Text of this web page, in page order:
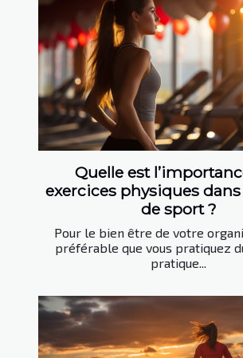
Quelle est
exercices physiques
de sport ?
Pour le bien être de votre
préférable que vous pratiquez
pratique...